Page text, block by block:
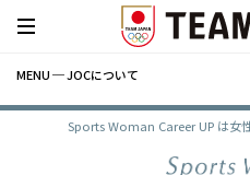
MENU ─ JOCについて
Sports Woman Career UP は女